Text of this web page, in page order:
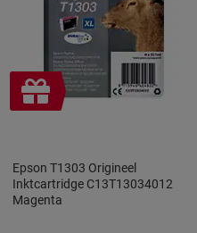
Geschenk
Epson T1303 Origineel
Inktcartridge C13T13034012
Magenta